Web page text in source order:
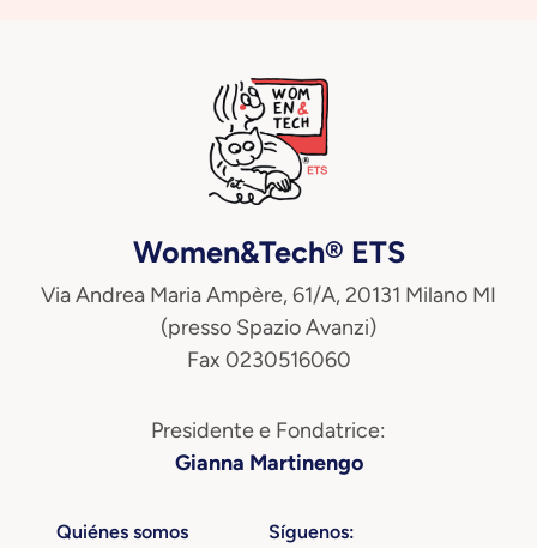
Women&Tech® ETS
Via Andrea Maria Ampère, 61/A, 20131 Milano MI
(presso Spazio Avanzi)
Fax 0230516060
Presidente e Fondatrice:
Gianna Martinengo
Quiénes somos Síguenos: